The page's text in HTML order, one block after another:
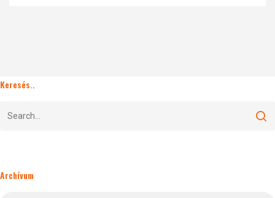
Keresés..
Archívum